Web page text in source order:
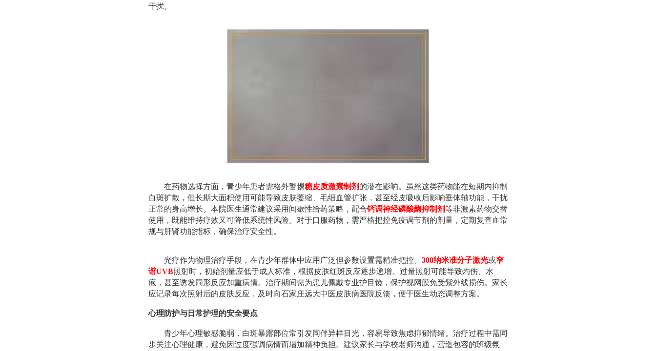
干扰。
在药物选择方面，青少年患者需格外警惕糖皮质激素制剂 的潜在影响。虽然这类药物能在短期内抑制
白斑扩散，但长期大面积使用可能导致皮肤萎缩、毛细血管扩张，甚至经皮吸收后影响垂体轴功能，干扰
正常的身高增长。本院医生通常建议采用间歇性给药策略，配合钙调神经磷酸酶抑制剂等非激素药物交替
使用，既能维持疗效又可降低系统性风险。对于口服药物，需严格把控免疫调节剂的剂量，定期复查血常
规与肝肾功能指标，确保治疗安全性。
光疗作为物理治疗手段，在青少年群体中应用广泛但参数设置需精准把控。 308纳米准分子激光或窄
谱UVB照射时，初始剂量应低于成人标准，根据皮肤红斑反应逐步递增。过量照射可能导致灼伤、水
疱，甚至诱发同形反应加重病情。治疗期间需为患儿佩戴专业护目镜，保护视网膜免受紫外线损伤。家长
应记录每次照射后的皮肤反应，及时向石家庄远大中医皮肤病医院反馈，便于医生动态调整方案。
心理防护与日常护理的安全要点
青少年心理敏感脆弱，白斑暴露部位常引发同伴异样目光，容易导致焦虑抑郁情绪。治疗过程中需同
步关注心理健康，避免因过度强调病情而增加精神负担。建议家长与学校老师沟通，营造包容的班级氛